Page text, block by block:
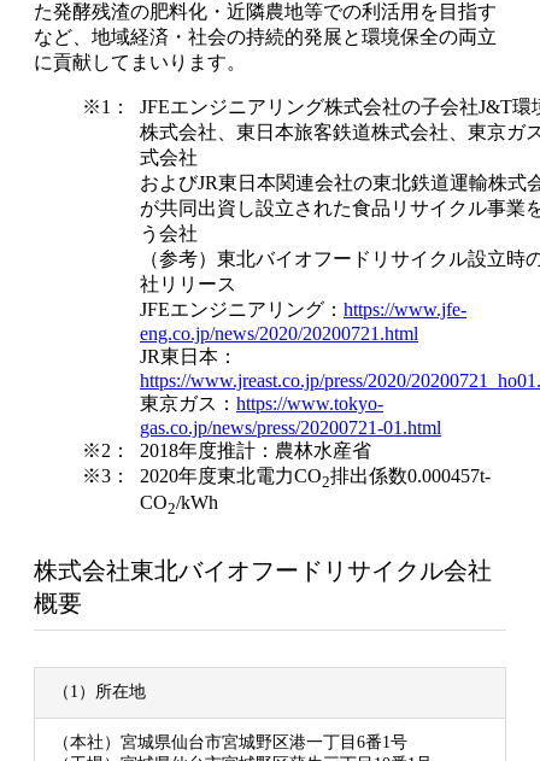
た発酵残渣の肥料化・近隣農地等での利活用を目指す
など、地域経済・社会の持続的発展と環境保全の両立
に貢献してまいります。
※1：
JFEエンジニアリング株式会社の子会社J&T環
株式会社、東日本旅客鉄道株式会社、東京ガ
式会社
およびJR東日本関連会社の東北鉄道運輸株式
が共同出資し設立された食品リサイクル事業
う会社
（参考）東北バイオフードリサイクル設立時
社リリース
JFEエンジニアリング： https://www.jfe-
eng.co.jp/news/2020/20200721.html
JR東日本：
https://www.jreast.co.jp/press/2020/
東京ガス： https://www.tokyo-
gas.co.jp/news/press/20200721-01.html
※2：
2018年度推計：農林水産省
※3：
2020年度東北電力CO2排出係数0.000457t-
CO2/kWh
株式会社東北バイオフードリサイクル会社
概要
（1）所在地
（本社）宮城県仙台市宮城野区港一丁目6番1号